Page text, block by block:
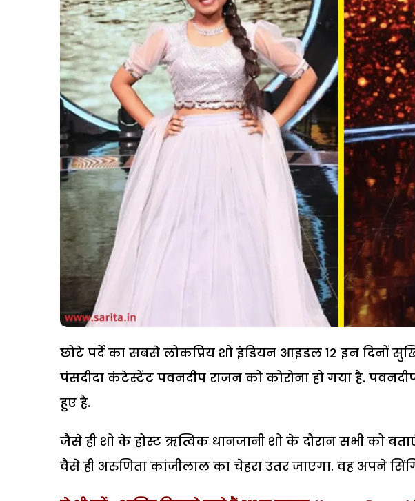
छोटे पर्दे का सबसे लोकप्रिय शो इंडियन आइडल 12 इन दिनों
पंसदीदा कंटेस्टेंट पवनदीप राजन को कोरोना हो गया है.
हुए है.
जैसे ही शो के होस्ट ऋत्विक धानजानी शो के दौरान सभी को
वैसे ही अरुणिता कांजीलाल का चेहरा उतर जाएगा. वह अपने